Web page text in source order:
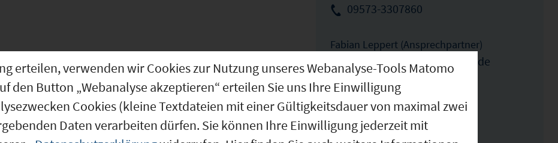
1.792 m²
1.792 m²
09573-3307860
Fabian Leppert (Ansprechpartner)
f.leppert@bad-staffelstein.de
09573-41-14
IHK Ansprechpartner
erteilen, verwenden wir Cookies zur Nutzung unseres Webanalyse-Tools Matomo
den Button „Webanalyse akzeptieren“ erteilen Sie uns Ihre Einwilligung
Cookies (kleine Textdateien mit einer Gültigkeitsdauer von maximal zwei
Daten verarbeiten dürfen. Sie können Ihre Einwilligung jederzeit mit